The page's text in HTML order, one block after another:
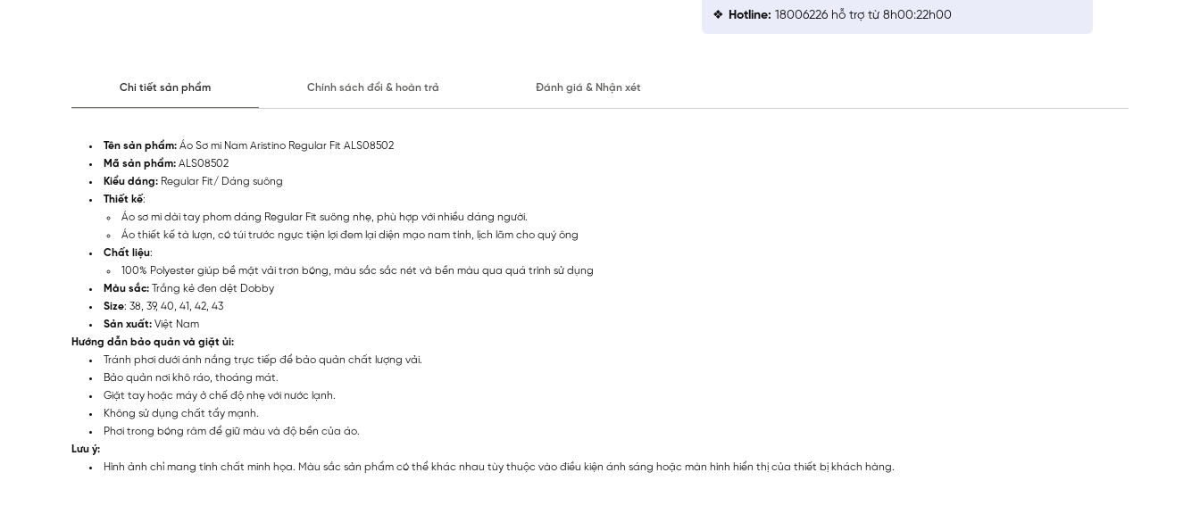
Hotline: 18006226 hỗ trợ từ 8h00:22h00
Chi tiết sản phẩm Chính sách đổi & hoàn trả Đánh giá & Nhận xét
Tên sản phẩm: Áo Sơ mi Nam Aristino Regular Fit ALS08502
Mã sản phẩm: ALS08502
Kiểu dáng: Regular Fit/ Dáng suông
Thiết kế:
Áo sơ mi dài tay phom dáng Regular Fit suông nhẹ, phù hợp với nhiều dáng người.
Áo thiết kế tà lượn, có túi trước ngực tiện lợi đem lại diện mạo nam tính, lịch lãm cho quý ông
Chất liệu:
100% Polyester giúp bề mặt vải trơn bóng, màu sắc sắc nét và bền màu qua quá trình sử dụng
Màu sắc: Trắng kẻ đen dệt Dobby
Size: 38, 39, 40, 41, 42, 43
Sản xuất: Việt Nam
Hướng dẫn bảo quản và giặt ủi:
Tránh phơi dưới ánh nắng trực tiếp để bảo quản chất lượng vải.
Bảo quản nơi khô ráo, thoáng mát.
Giặt tay hoặc máy ở chế độ nhẹ với nước lạnh.
Không sử dụng chất tẩy mạnh.
Phơi trong bóng râm để giữ màu và độ bền của áo.
Lưu ý:
Hình ảnh chỉ mang tính chất minh họa. Màu sắc sản phẩm có thể khác nhau tùy thuộc vào điều kiện ánh sáng hoặc màn hình hiển thị của thiết bị khách hàng.